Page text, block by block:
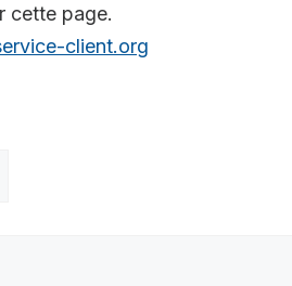
cette page.
client.org